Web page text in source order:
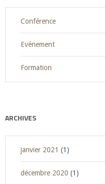
Conférence
Evénement
Formation
ARCHIVES
janvier 2021 (1)
décembre 2020 (1)